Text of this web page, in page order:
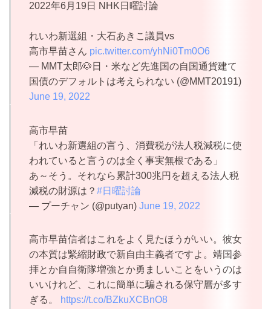
2022年6月19日 NHK日曜討論
れいわ新選組・大石あきこ議員vs
高市早苗さん pic.twitter.com/yhNi0Tm0O6
— MMT太郎🐶日・米など先進国の自国通貨建て
国債のデフォルトは考えられない (@MMT20191)
June 19, 2022
高市早苗
「れいわ新選組の言う、消費税が法人税減税に使
われていると言うのは全く事実無根である」
あ～そう。それなら累計300兆円を超える法人税
減税の財源は？ #日曜討論
— プーチャン (@putyan) June 19, 2022
高市早苗信者はこれをよく見たほうがいい。彼女
の本質は緊縮財政で新自由主義者ですよ。靖国参
拝とか自自衛隊増強とか勇ましいことをいうのは
いいけれど、これに簡単に騙される保守層が多す
ぎる。
https://t.co/BZkuXCBnO8